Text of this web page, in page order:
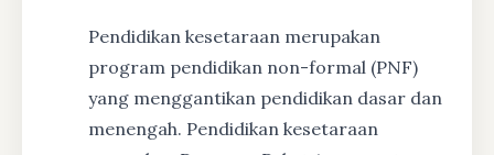
Pendidikan kesetaraan merupakan
program pendidikan non-formal (PNF)
yang menggantikan pendidikan dasar dan
menengah. Pendidikan kesetaraan